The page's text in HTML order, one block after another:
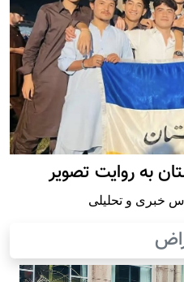
به روایت تصویر
خبری و تحلیلی